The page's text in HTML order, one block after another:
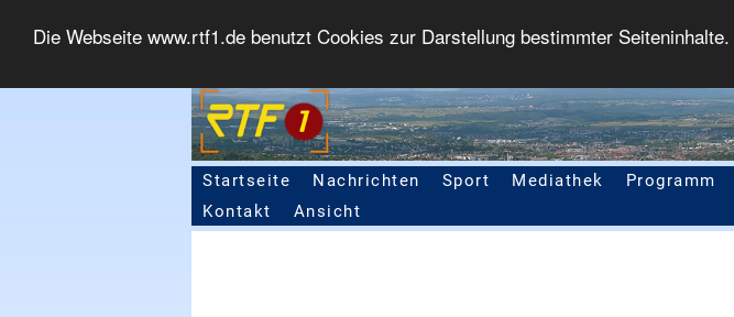
Die Webseite www.rtf1.de benutzt Cookies zur Darstellung bestimmter Seiteninhalte.
Seitennavigation
Startseite Nachrichten Sport Mediathek Programm
Kontakt
Ansicht